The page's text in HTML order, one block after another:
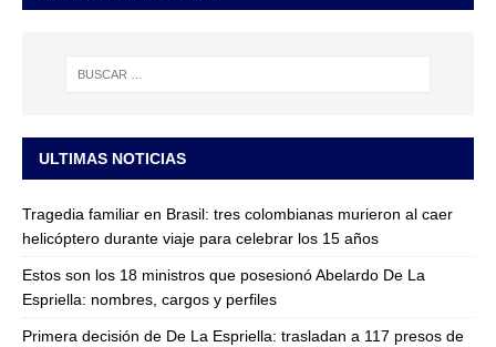
ULTIMAS NOTICIAS
Tragedia familiar en Brasil: tres colombianas murieron al caer
helicóptero durante viaje para celebrar los 15 años
Estos son los 18 ministros que posesionó Abelardo De La
Espriella: nombres, cargos y perfiles
Primera decisión de De La Espriella: trasladan a 117 presos de